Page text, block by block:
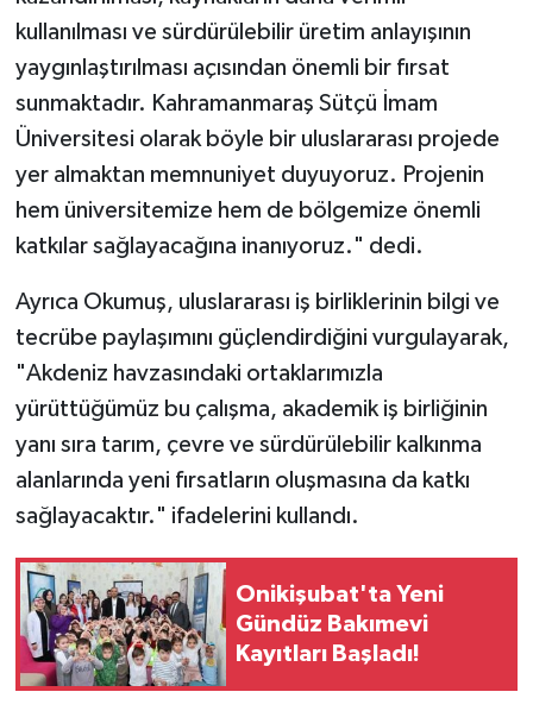
kullanılması ve sürdürülebilir üretim anlayışının
yaygınlaştırılması açısından önemli bir fırsat
sunmaktadır. Kahramanmaraş Sütçü İmam
Üniversitesi olarak böyle bir uluslararası projede
yer almaktan memnuniyet duyuyoruz. Projenin
hem üniversitemize hem de bölgemize önemli
katkılar sağlayacağına inanıyoruz." dedi.
Ayrıca Okumuş, uluslararası iş birliklerinin bilgi ve
tecrübe paylaşımını güçlendirdiğini vurgulayarak,
"Akdeniz havzasındaki ortaklarımızla
yürüttüğümüz bu çalışma, akademik iş birliğinin
yanı sıra tarım, çevre ve sürdürülebilir kalkınma
alanlarında yeni fırsatların oluşmasına da katkı
sağlayacaktır." ifadelerini kullandı.
Onikişubat'ta Yeni
Gündüz Bakımevi
Kayıtları Başladı!